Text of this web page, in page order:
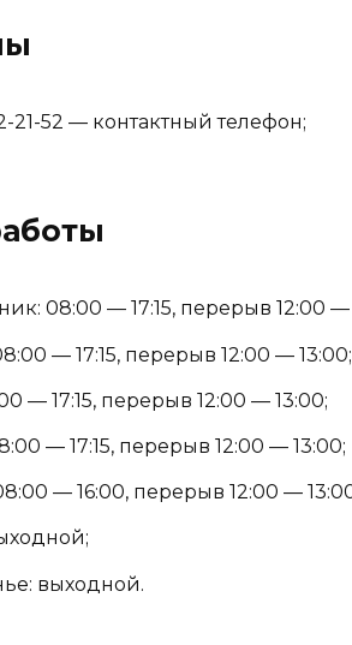
21-52 — контактный телефон;
08:00 — 17:15, перерыв 12:00 —
— 17:15, перерыв 12:00 — 13:00;
— 17:15, перерыв 12:00 — 13:00;
— 17:15, перерыв 12:00 — 13:00;
— 16:00, перерыв 12:00 —
выходной.